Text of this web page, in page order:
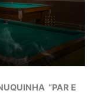
“PAR E